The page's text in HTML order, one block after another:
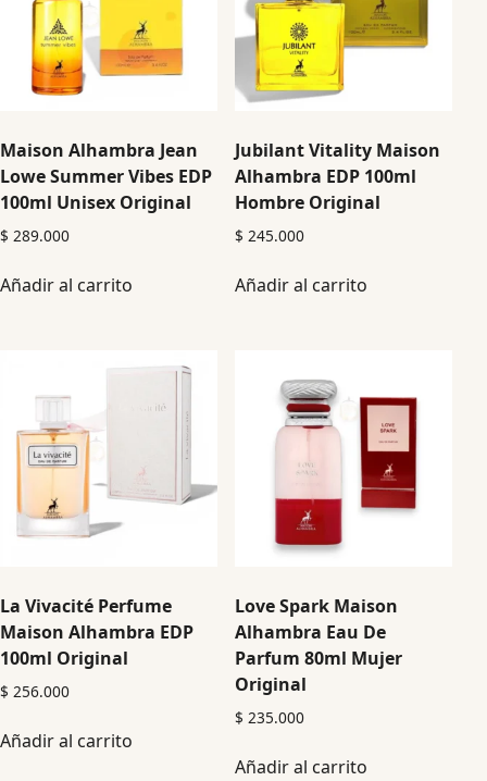
Maison Alhambra Jean
Lowe Summer Vibes EDP
100ml Unisex Original
$ 289.000
Añadir al carrito
Jubilant Vitality Maison
Alhambra EDP 100ml
Hombre Original
$ 245.000
Añadir al carrito
La Vivacité Perfume
Maison Alhambra EDP
100ml Original
$ 256.000
Añadir al carrito
Love Spark Maison
Alhambra Eau De
Parfum 80ml Mujer
Original
$ 235.000
Añadir al carrito